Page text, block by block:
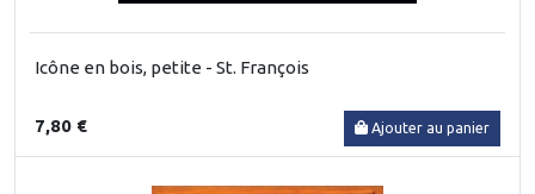
Icône en bois, petite - St. François
7,80 € Ajouter au panier